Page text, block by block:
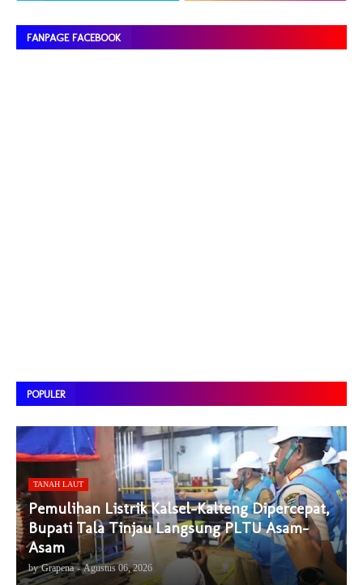
FANPAGE FACEBOOK
POPULER
TANAH LAUT
Pemulihan Listrik Kalsel-Kalteng Dipercepat,
Bupati Tala Tinjau Langsung PLTU Asam-
Asam
by Grapena - Agustus 06, 2026